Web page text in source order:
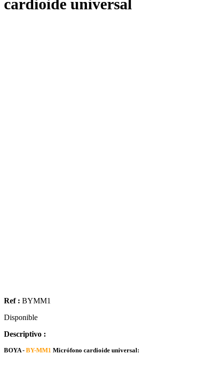
cardioide universal
Ref : BYMM1
Disponible
Descriptivo :
BOYA - BY-MM1 Micrófono cardioide universal: